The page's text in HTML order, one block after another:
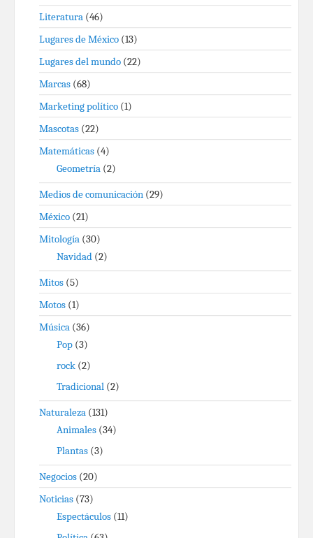
Literatura (46)
Lugares de México (13)
Lugares del mundo (22)
Marcas (68)
Marketing político (1)
Mascotas (22)
Matemáticas (4)
Geometría (2)
Medios de comunicación (29)
México (21)
Mitología (30)
Navidad (2)
Mitos (5)
Motos (1)
Música (36)
Pop (3)
rock (2)
Tradicional (2)
Naturaleza (131)
Animales (34)
Plantas (3)
Negocios (20)
Noticias (73)
Espectáculos (11)